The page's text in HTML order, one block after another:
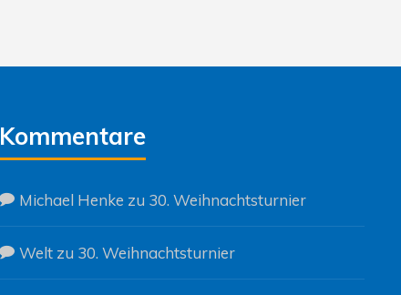
Kommentare
Michael Henke zu 30. Weihnachtsturnier
Weltzu 30. Weihnachtsturnier